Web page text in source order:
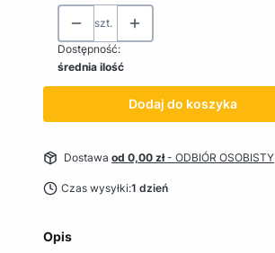
szt.
Dostępność:
średnia ilość
Dodaj do koszyka
Dostawa od 0,00 zł- ODBIÓR OSOBISTY
Czas wysyłki:1 dzień
Opis